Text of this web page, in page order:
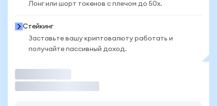
Лонг или шорт токенов с плечом до 50x.
Стейкинг
Заставьте вашу криптовалюту работать и
получайте пассивный доход.